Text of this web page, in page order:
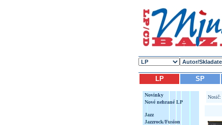
LP SP
Novinky
Nové nehrané LP
Jazz
Jazzrock/Fusion
Nosič: